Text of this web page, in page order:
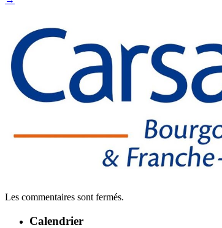
Les commentaires sont fermés.
Calendrier